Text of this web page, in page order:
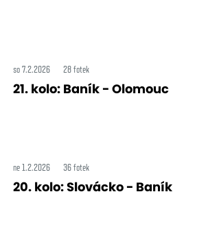
so 7.2.2026 28 fotek
21. kolo: Baník - Olomouc
ne 1.2.2026 36 fotek
20. kolo: Slovácko - Baník